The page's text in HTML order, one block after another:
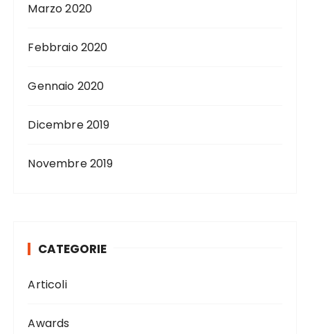
Marzo 2020
Febbraio 2020
Gennaio 2020
Dicembre 2019
Novembre 2019
CATEGORIE
Articoli
Awards